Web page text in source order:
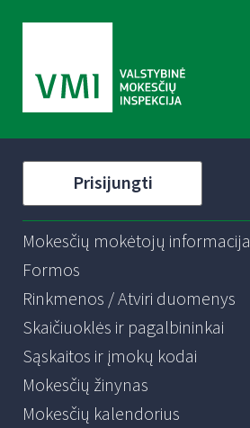
Prisijungti
Mokesčių mokėtojų informacija
Formos
Rinkmenos / Atviri duomenys
Skaičiuoklės ir pagalbininkai
Sąskaitos ir įmokų kodai
Mokesčių žinynas
Mokesčių kalendorius